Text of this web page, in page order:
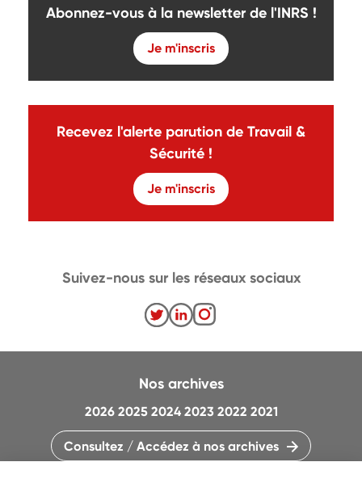
Abonnez-vous à la newsletter de l'INRS !
Je m'inscris
Recevez l'alerte parution de Travail &
Sécurité !
Je m'inscris
Nos archives
2026 2025 2024 2023 2022 2021
Consultez / Accédez à nos archives
Suivez-nous sur les réseaux sociaux